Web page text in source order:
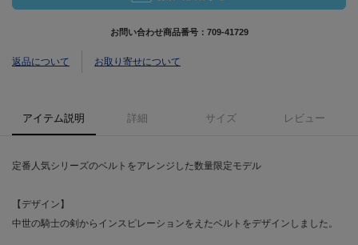
お問い合わせ商品番号： 709-41729
返品について お取り寄せについて
アイテム説明 詳細 サイズ レビュー
定番人気シリーズのベルトをアレンジした数量限定モデル
【デザイン】
中世の騎士の剣からインスピレーションをえたベルトをデザインしました。